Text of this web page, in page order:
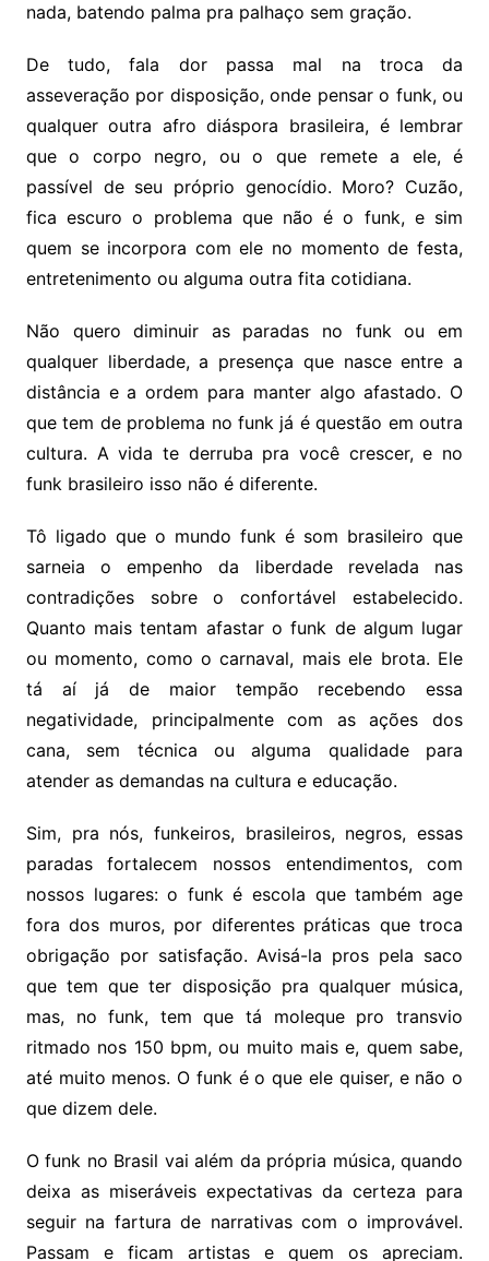
nada, batendo palma pra palhaço sem gração.
De tudo, fala dor passa mal na troca da
asseveração por disposição, onde pensar o funk, ou
qualquer outra afro diáspora brasileira, é lembrar
que o corpo negro, ou o que remete a ele, é
passível de seu próprio genocídio. Moro? Cuzão,
fica escuro o problema que não é o funk, e sim
quem se incorpora com ele no momento de festa,
entretenimento ou alguma outra fita cotidiana.
Não quero diminuir as paradas no funk ou em
qualquer liberdade, a presença que nasce entre a
distância e a ordem para manter algo afastado. O
que tem de problema no funk já é questão em outra
cultura. A vida te derruba pra você crescer, e no
funk brasileiro isso não é diferente.
Tô ligado que o mundo funk é som brasileiro que
sarneia o empenho da liberdade revelada nas
contradições sobre o confortável estabelecido.
Quanto mais tentam afastar o funk de algum lugar
ou momento, como o carnaval, mais ele brota. Ele
tá aí já de maior tempão recebendo essa
negatividade, principalmente com as ações dos
cana, sem técnica ou alguma qualidade para
atender as demandas na cultura e educação.
Sim, pra nós, funkeiros, brasileiros, negros, essas
paradas fortalecem nossos entendimentos, com
nossos lugares: o funk é escola que também age
fora dos muros, por diferentes práticas que troca
obrigação por satisfação. Avisá-la pros pela saco
que tem que ter disposição pra qualquer música,
mas, no funk, tem que tá moleque pro transvio
ritmado nos 150 bpm, ou muito mais e, quem sabe,
até muito menos. O funk é o que ele quiser, e não o
que dizem dele.
O funk no Brasil vai além da própria música, quando
deixa as miseráveis expectativas da certeza para
seguir na fartura de narrativas com o improvável.
Passam e ficam artistas e quem os apreciam.